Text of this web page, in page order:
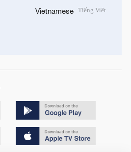
Vietnamese Tiếng Việt